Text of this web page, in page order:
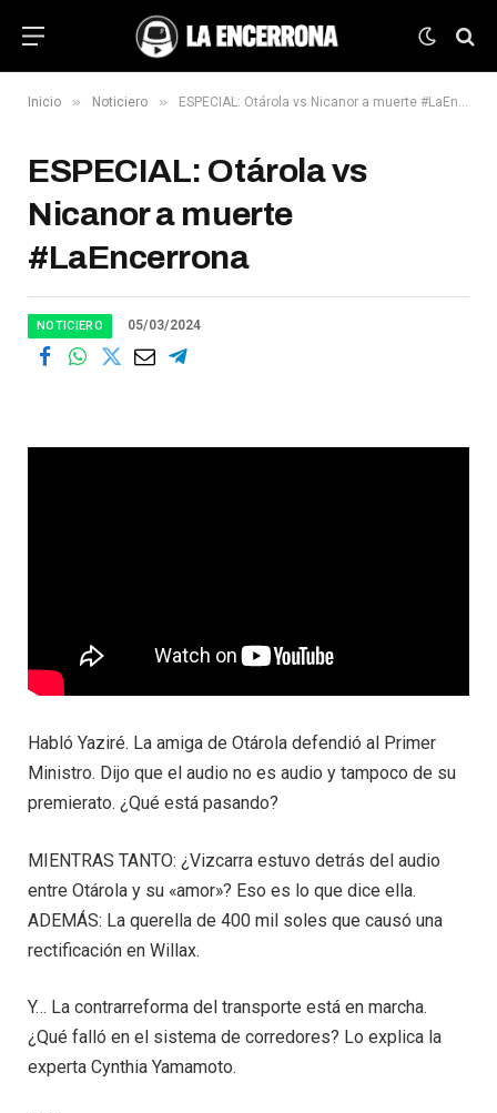
Inicio » Noticiero » ESPECIAL: Otárola vs Nicanor a muerte #LaEncerrona
ESPECIAL: Otárola vs
Nicanor a muerte
#LaEncerrona
NOTICIERO 05/03/2024
Habló Yaziré. La amiga de Otárola defendió al Primer
Ministro. Dijo que el audio no es audio y tampoco de su
premierato. ¿Qué está pasando?
MIENTRAS TANTO: ¿Vizcarra estuvo detrás del audio
entre Otárola y su «amor»? Eso es lo que dice ella.
ADEMÁS: La querella de 400 mil soles que causó una
rectificación en Willax.
Y… La contrarreforma del transporte está en marcha.
¿Qué falló en el sistema de corredores? Lo explica la
experta Cynthia Yamamoto.